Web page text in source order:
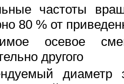
частоты
80 % от
осевое
другого
диаметр